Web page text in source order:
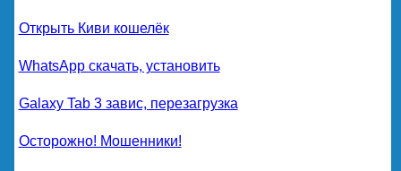
Открыть Киви кошелёк
WhatsApp скачать, установить
Galaxy Tab 3 завис, перезагрузка
Осторожно! Мошенники!